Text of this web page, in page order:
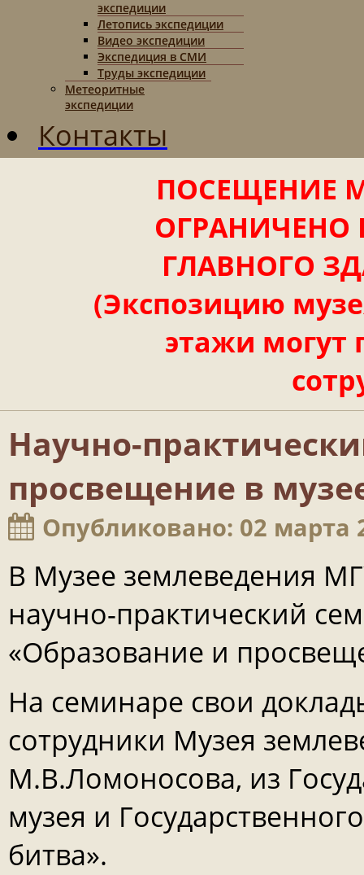
экспедиции
Летопись экспедиции
Видео экспедиции
Экспедиция в СМИ
Труды экспедиции
Метеоритные
экспедиции
Контакты
ПОСЕЩЕНИЕ
ОГРАНИЧЕНО
ГЛАВНОГО
(Экспозицию
этажи могут
Научно-
просвещение в
Опубликовано: 02 марта
В Музее землеведения
научно-практический
«Образование и
На семинаре свои
сотрудники Музея
М.В.Ломоносова, из
музея и
битва».